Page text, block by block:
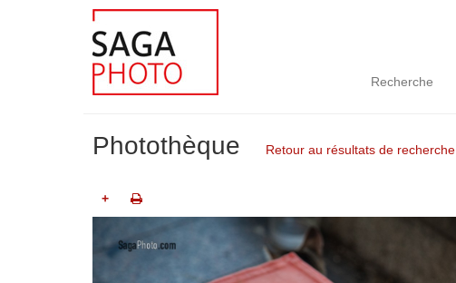
Recherche
Photothèque Retour au résultats de recherche
+